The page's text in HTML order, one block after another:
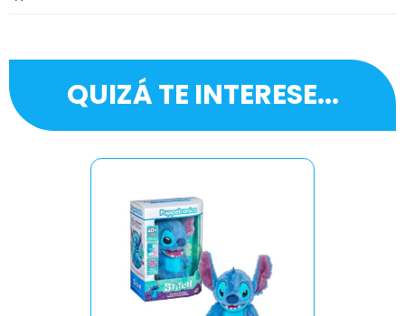
QUIZÁ TE INTERESE...